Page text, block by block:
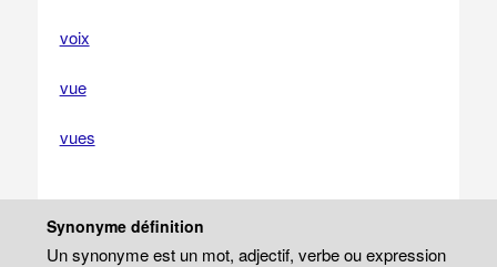
voix
vue
vues
Synonyme définition
Un synonyme est un mot, adjectif, verbe ou expression